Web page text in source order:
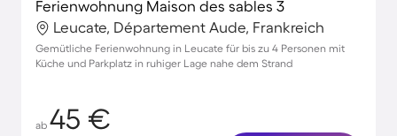
Ferienwohnung Maison des sables 3
Leucate, Département Aude, Frankreich
Gemütliche Ferienwohnung in Leucate für bis zu 4 Personen mit
Küche und Parkplatz in ruhiger Lage nahe dem Strand
ab 45 €